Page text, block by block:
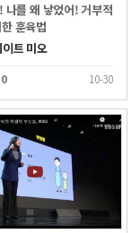
나를 왜 낳었어! 거부적
훈육법
트 미오
0 10-30